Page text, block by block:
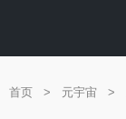
首页 > 元宇宙 >